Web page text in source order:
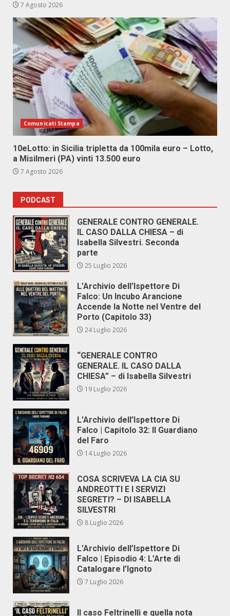
7 Agosto 2026
Comunicati Stampa
10eLotto: in Sicilia tripletta da 100mila euro – Lotto,
a Misilmeri (PA) vinti 13.500 euro
7 Agosto 2026
PODCAST
GENERALE CONTRO GENERALE.
IL CASO DALLA CHIESA – di
Isabella Silvestri. Seconda
parte
25 Luglio 2026
L’Archivio dell’Ispettore Di
Falco: Un Incubo Arancione
Accende la Notte nel Ventre del
Porto (Capitolo 33)
24 Luglio 2026
“GENERALE CONTRO
GENERALE. IL CASO DALLA
CHIESA” – di Isabella Silvestri
19 Luglio 2026
L’Archivio dell’Ispettore Di
Falco | Capitolo 32: Il Guardiano
del Faro
14 Luglio 2026
COSA SCRIVEVA LA CIA SU
ANDREOTTI E I SERVIZI
SEGRETI? – DI ISABELLA
SILVESTRI
8 Luglio 2026
L’Archivio dell’Ispettore Di
Falco | Episodio 4: L’Arte di
Catalogare l’Ignoto
7 Luglio 2026
Il caso Feltrinelli e quella nota